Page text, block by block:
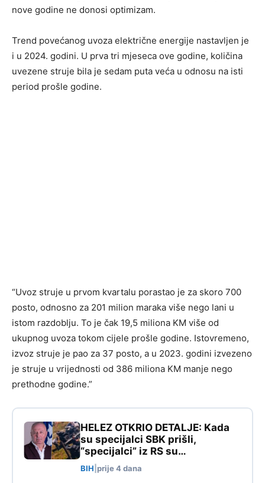
nove godine ne donosi optimizam.
Trend povećanog uvoza električne energije nastavljen je
i u 2024. godini. U prva tri mjeseca ove godine, količina
uvezene struje bila je sedam puta veća u odnosu na isti
period prošle godine.
“Uvoz struje u prvom kvartalu porastao je za skoro 700
posto, odnosno za 201 milion maraka više nego lani u
istom razdoblju. To je čak 19,5 miliona KM više od
ukupnog uvoza tokom cijele prošle godine. Istovremeno,
izvoz struje je pao za 37 posto, a u 2023. godini izvezeno
je struje u vrijednosti od 386 miliona KM manje nego
prethodne godine.”
HELEZ OTKRIO DETALJE: Kada
su specijalci SBK prišli,
“specijalci” iz RS su…
BIH prije 4 dana